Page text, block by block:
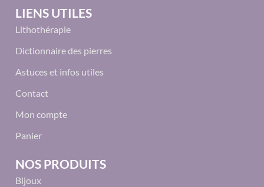
LIENS UTILES
Lithothérapie
Dictionnaire des pierres
Astuces et infos utiles
Contact
Mon compte
Panier
NOS PRODUITS
Bijoux